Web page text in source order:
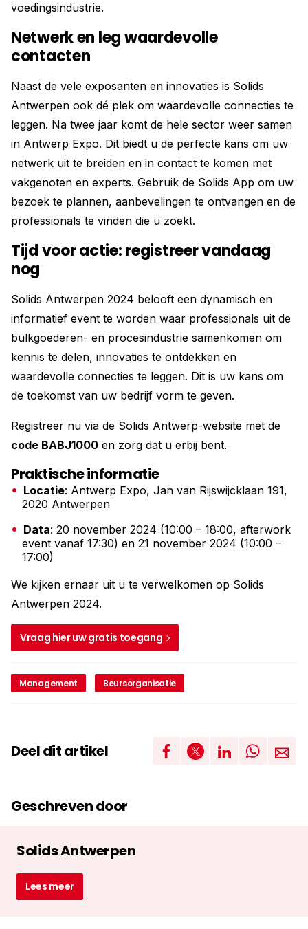
voedingsindustrie.
Netwerk en leg waardevolle
contacten
Naast de vele exposanten en innovaties is Solids
Antwerpen ook dé plek om waardevolle connecties te
leggen. Na twee jaar komt de hele sector weer samen
in Antwerp Expo. Dit biedt u de perfecte kans om uw
netwerk uit te breiden en in contact te komen met
vakgenoten en experts. Gebruik de Solids App om uw
bezoek te plannen, aanbevelingen te ontvangen en de
professionals te vinden die u zoekt.
Tijd voor actie: registreer vandaag
nog
Solids Antwerpen 2024 belooft een dynamisch en
informatief event te worden waar professionals uit de
bulkgoederen- en procesindustrie samenkomen om
kennis te delen, innovaties te ontdekken en
waardevolle connecties te leggen. Dit is uw kans om
de toekomst van uw bedrijf vorm te geven.
Registreer nu via de Solids Antwerp-website met de
code BABJ1000 en zorg dat u erbij bent.
Praktische informatie
Locatie: Antwerp Expo, Jan van Rijswijcklaan 191,
2020 Antwerpen
Data: 20 november 2024 (10:00 – 18:00, afterwork
event vanaf 17:30) en 21 november 2024 (10:00 –
17:00)
We kijken ernaar uit u te verwelkomen op Solids
Antwerpen 2024.
Vraag hier uw gratis toegang
Management Beursorganisatie
Deel dit artikel
Geschreven door
Solids Antwerpen
Lees meer